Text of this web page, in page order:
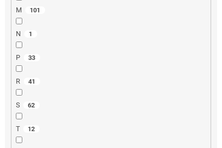
M 101
N 1
P 33
R 41
S 62
T 12